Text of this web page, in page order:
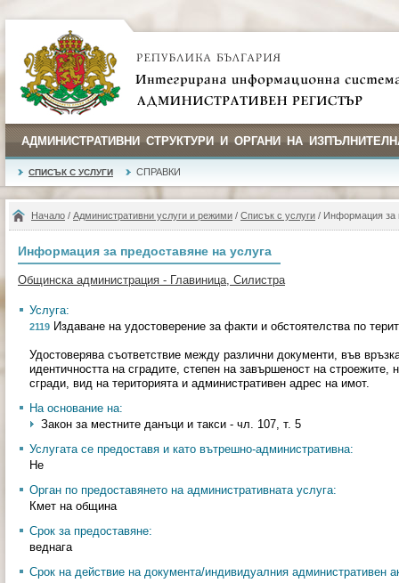
АДМИНИСТРАТИВНИ СТРУКТУРИ И ОРГАНИ НА
СПИСЪК С УСЛУГИ СПРАВКИ
Начало / Административни услуги и режими / Списък с услуги / Информация за
Информация за предоставяне на услуга
Общинска администрация - Главиница, Силистра
Услуга:
2119 Издаване на удостоверение за факти и обстоятелства по
Удостоверява съответствие между различни документи, във
идентичността на сградите, степен на завършеност на строежите,
сгради, вид на територията и административен адрес на имот.
На основание на:
Закон за местните данъци и такси - чл. 107, т. 5
Услугата се предоставя и като вътрешно-административна:
Не
Орган по предоставянето на административната услуга:
Кмет на община
Срок за предоставяне:
веднага
Срок на действие на документа/индивидуалния административен